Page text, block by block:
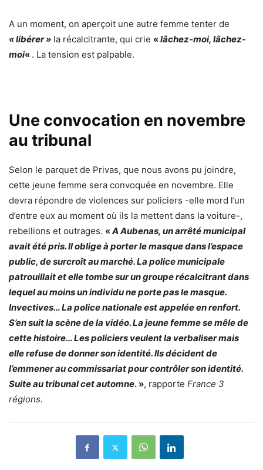
A un moment, on aperçoit une autre femme tenter de
« libérer » la récalcitrante, qui crie «lâchez-moi, lâchez-
moi« . La tension est palpable.
Une convocation en novembre
au tribunal
Selon le parquet de Privas, que nous avons pu joindre,
cette jeune femme sera convoquée en novembre. Elle
devra répondre de violences sur policiers -elle mord l’un
d’entre eux au moment où ils la mettent dans la voiture-,
rebellions et outrages. «A Aubenas, un arrêté municipal
avait été pris. Il oblige à porter le masque dans l’espace
public, de surcroît au marché. La police municipale
patrouillait et elle tombe sur un groupe récalcitrant dans
lequel au moins un individu ne porte pas le masque.
Invectives… La police nationale est appelée en renfort.
S’en suit la scène de la vidéo. La jeune femme se mêle de
cette histoire… Les policiers veulent la verbaliser mais
elle refuse de donner son identité. Ils décident de
l’emmener au commissariat pour contrôler son identité.
Suite au tribunal cet automne. », rapporte France 3
régions.